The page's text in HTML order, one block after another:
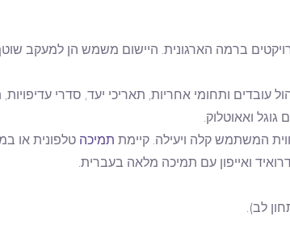
ברמה הארגונית. היישום משמש הן למעקב
ותחומי אחריות, תאריכי יעד, סדרי עדיפויות,
גוגל ואאוטלוק.
המשתמש קלה ויעילה. קיימת תמיכה
ואייפון עם תמיכה מלאה בעברית.